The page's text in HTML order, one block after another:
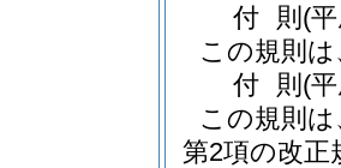
付 則 (
この規則
付 則 (
この規則
第2項の改正